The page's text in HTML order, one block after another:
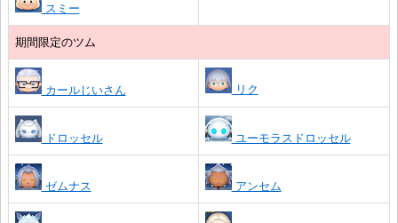
スミー
期間限定のツム
カールじいさん リク
ドロッセル ユーモラスドロッセル
ゼムナス アンセム